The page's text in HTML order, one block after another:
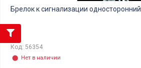
Брелок к сигнализации
Код: 56354
⬤ Нет в наличии